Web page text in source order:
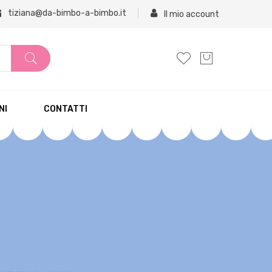
tiziana@da-bimbo-a-bimbo.it Il mio account
CONTATTI